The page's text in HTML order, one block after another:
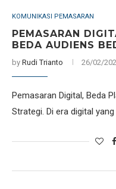
KOMUNIKASI PEMASARAN
PEMASARAN
BEDA AUDIENS
by Rudi Trianto 26/02/
Pemasaran Digital, Beda
Strategi. Di era digital